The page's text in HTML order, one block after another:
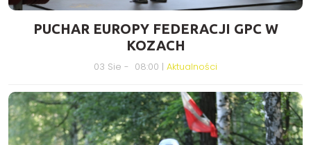
PUCHAR EUROPY FEDERACJI GPC W
KOZACH
03 Sie - 08:00 | Aktualności